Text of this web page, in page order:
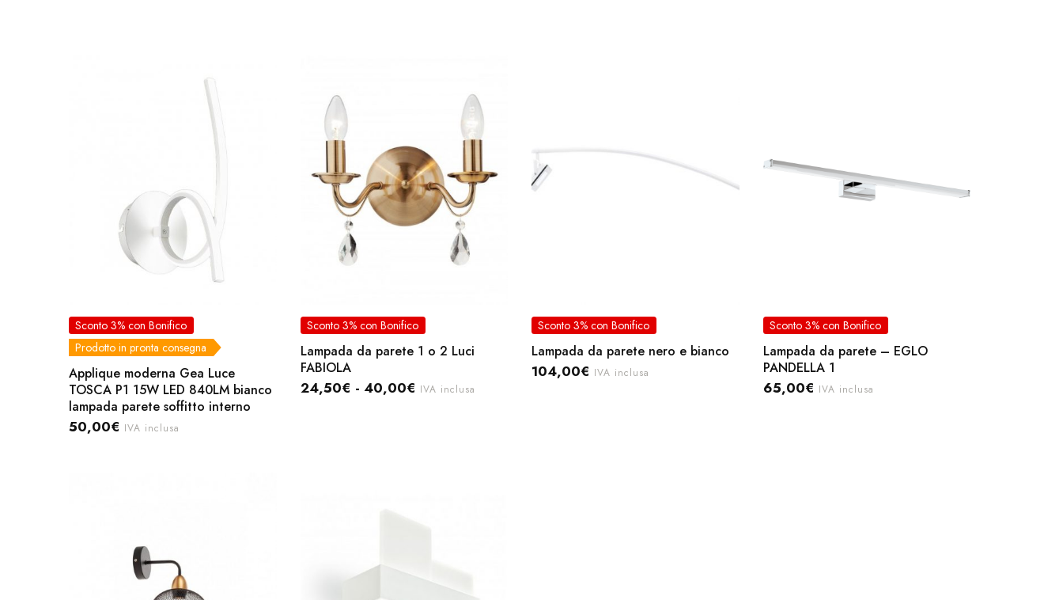
Sconto 3% con Bonifico
Prodotto in pronta consegna
Applique moderna Gea Luce
TOSCA P1 15W LED 840LM bianco
lampada parete soffitto interno
50,00€ IVA inclusa
Sconto 3% con Bonifico
Lampada da parete 1 o 2 Luci
FABIOLA
24,50€ - 40,00€ IVA inclusa
Sconto 3% con Bonifico
Lampada da parete nero e bianco
104,00€ IVA inclusa
Sconto 3% con Bonifico
Lampada da parete – EGLO
PANDELLA 1
65,00€ IVA inclusa